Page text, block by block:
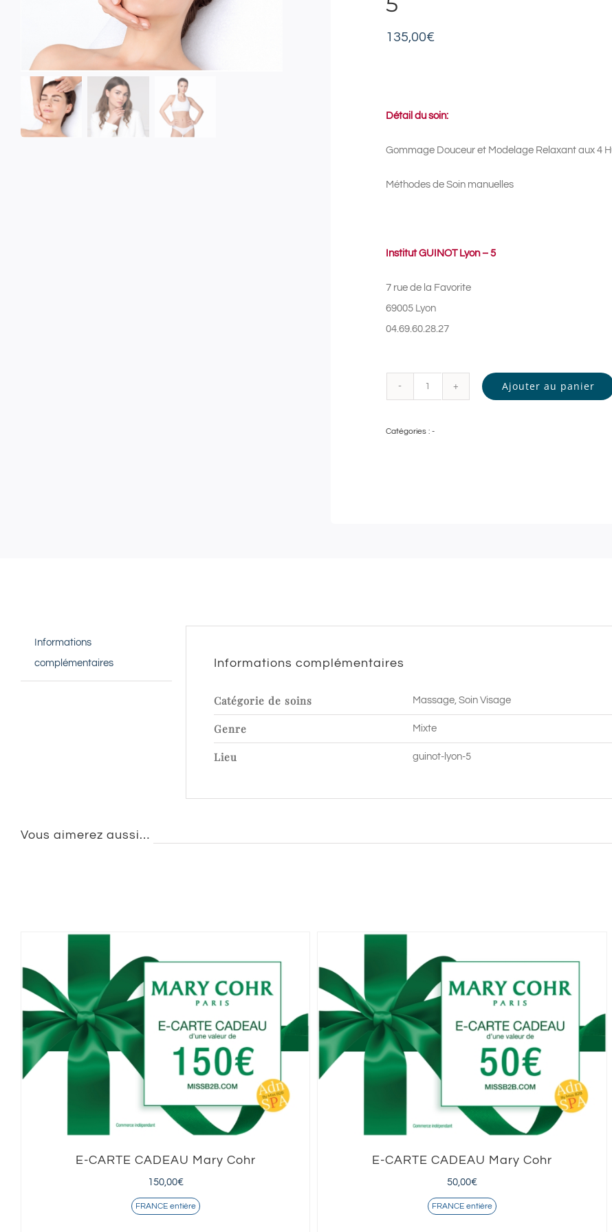
135,00€
Détail du soin:
Gommage Douceur et Modelage Relaxant aux 4
Méthodes de Soin manuelles
Institut GUINOT Lyon – 5
7 rue de la Favorite
69005 Lyon
04.69.60.28.27
Guinot
Ajouter au panier
Catégories :-
Informations
complémentaires
Informations complémentaires
Catégorie de soins Massage, Soin Visage
Genre Mixte
Lieu guinot-lyon-5
Vous aimerez aussi…
E-CARTE CADEAU Mary Cohr
150,00€
FRANCE entière
E-CARTE CADEAU Mary Cohr
50,00€
FRANCE entière